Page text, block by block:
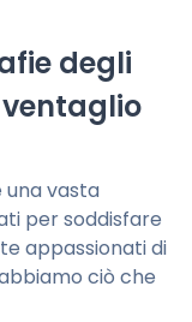
degli
vasta
per soddisfare
appassionati di
ciò che